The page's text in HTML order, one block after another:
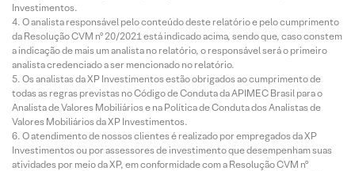
Investimentos.
O analista responsável pelo conteúdo deste relatório e pelo cumprimento
da Resolução CVM nº 20/2021 está indicado acima, sendo que, caso constem
a indicação de mais um analista no relatório, o responsável será o primeiro
analista credenciado a ser mencionado no relatório.
Os analistas da XP Investimentos estão obrigados ao cumprimento de
todas as regras previstas no Código de Conduta da APIMEC Brasil para o
Analista de Valores Mobiliários e na Política de Conduta dos Analistas de
Valores Mobiliários da XP Investimentos.
O atendimento de nossos clientes é realizado por empregados da XP
Investimentos ou por assessores de investimento que desempenham suas
atividades por meio da XP, em conformidade com a Resolução CVM nº